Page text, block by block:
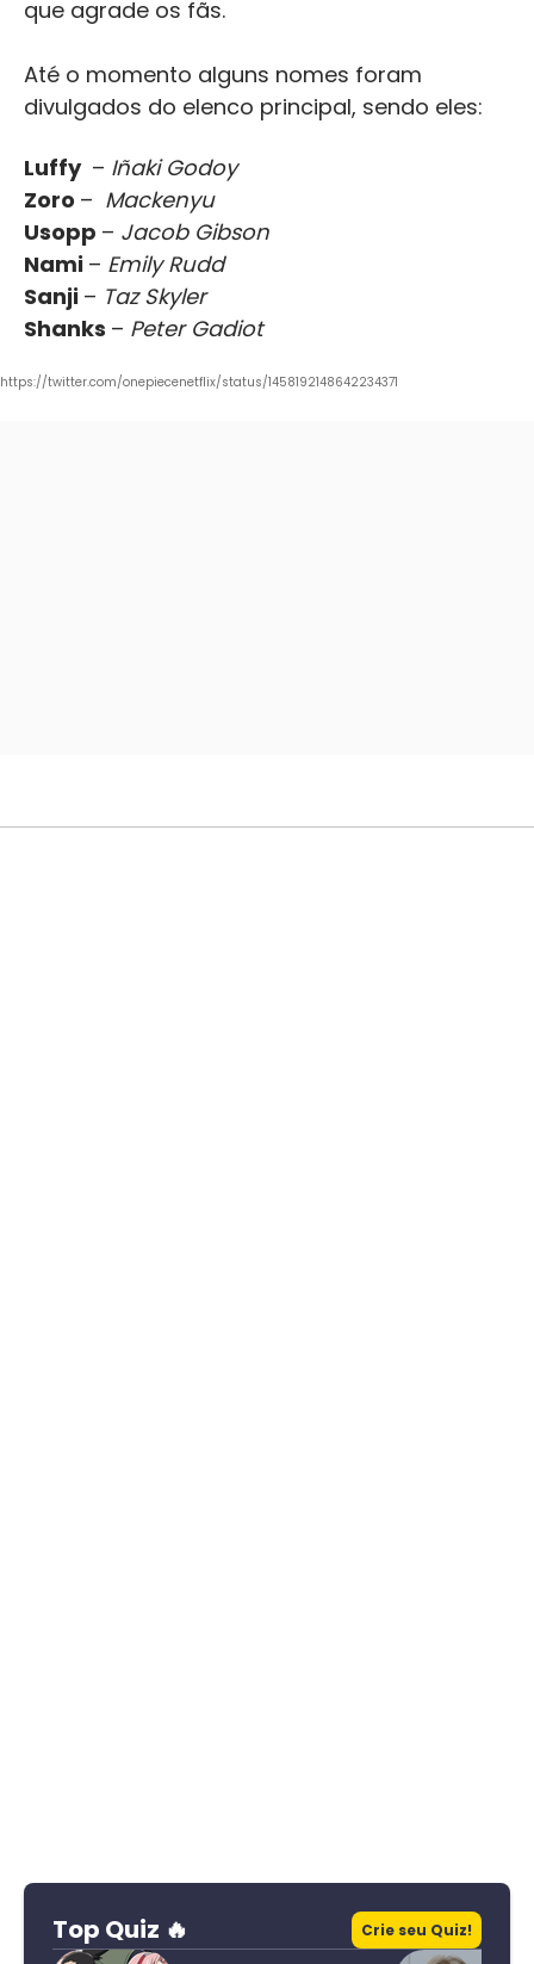
que agrade os fãs.
Até o momento alguns nomes foram
divulgados do elenco principal, sendo eles:
Luffy – Iñaki Godoy
Zoro – Mackenyu
Usopp – Jacob Gibson
Nami – Emily Rudd
Sanji – Taz Skyler
Shanks – Peter Gadiot
https://twitter.com/onepiecenetflix/status/1458192148642234371
Top Quiz 🔥 Crie seu Quiz!